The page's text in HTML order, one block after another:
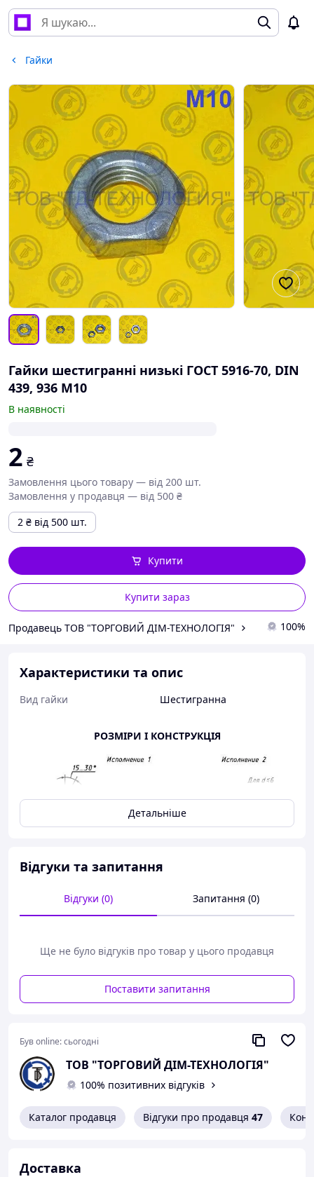
Гайки
Гайки шестигранні низькі ГОСТ 5916-70, DIN
439, 936 М10
В наявності
2 ₴
Замовлення цього товару — від 200 шт.
Замовлення у продавця — від 500 ₴
2 ₴ від 500 шт.
Купити зараз
Купити
Продавець ТОВ "ТОРГОВИЙ ДІМ-ТЕХНОЛОГІЯ" 100%
Характеристики та опис
Вид гайки Шестигранна
РОЗМІРИ І КОНСТРУКЦІЯ
Детальніше
Відгуки та запитання
Відгуки (0) Запитання (0)
Ще не було відгуків про товар у цього продавця
Поставити запитання
Був online:сьогодні
ТОВ "ТОРГОВИЙ ДІМ-ТЕХНОЛОГІЯ"
100% позитивних відгуків
Каталог продавця Відгуки про продавця 47
Доставка